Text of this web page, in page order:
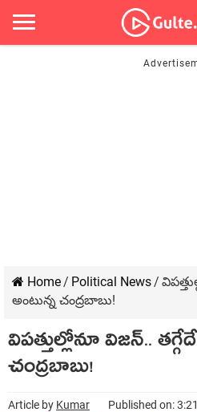
Home/ Political News/
అంటున్న చంద్రబాబు!
విప‌త్తుల్లోనూ విజ‌న్‌..
చంద్రబాబు!
Article by Kumar Published on: